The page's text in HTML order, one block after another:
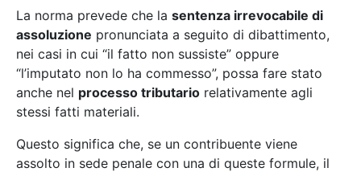
La norma prevede che la sentenza irrevocabile di
assoluzione pronunciata a seguito di dibattimento,
nei casi in cui “il fatto non sussiste” oppure
“l’imputato non lo ha commesso”, possa fare stato
anche nel processo tributario relativamente agli
stessi fatti materiali.
Questo significa che, se un contribuente viene
assolto in sede penale con una di queste formule, il